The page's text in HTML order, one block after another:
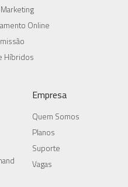
Online
Híbridos
Empresa
Quem Somos
Planos
Suporte
Vagas